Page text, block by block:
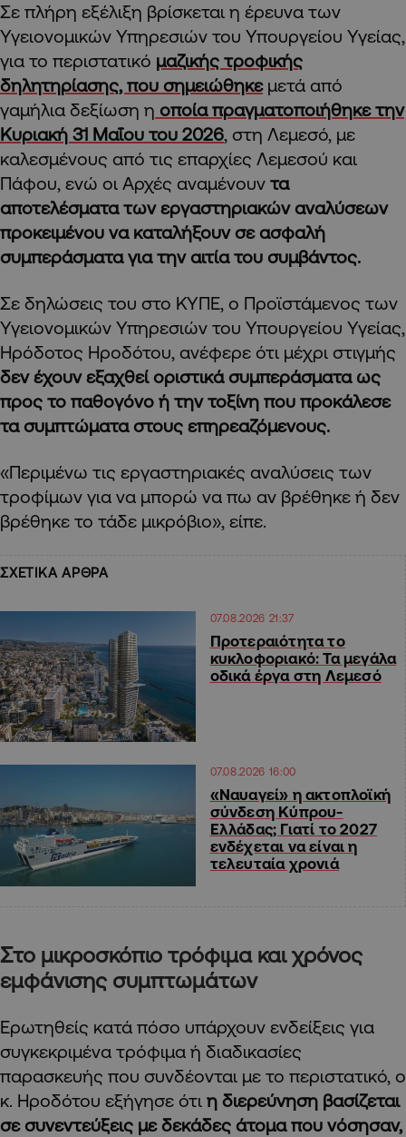
Σε πλήρη εξέλιξη βρίσκεται η έρευνα των
Υγειονομικών Υπηρεσιών του Υπουργείου Υγείας,
για το περιστατικό μαζικής τροφικής
δηλητηρίασης, που σημειώθηκεμετά από
γαμήλια δεξίωση η οποία πραγματοποιήθηκε την
Κυριακή 31 Μαΐου του 2026, στη Λεμεσό, με
καλεσμένους από τις επαρχίες Λεμεσού και
Πάφου, ενώ οι Αρχές αναμένουν τα
αποτελέσματα των εργαστηριακών αναλύσεων
προκειμένου να καταλήξουν σε ασφαλή
συμπεράσματα για την αιτία του συμβάντος.
Σε δηλώσεις του στο ΚΥΠΕ, ο Προϊστάμενος των
Υγειονομικών Υπηρεσιών του Υπουργείου Υγείας,
Ηρόδοτος Ηροδότου, ανέφερε ότι μέχρι στιγμής
δεν έχουν εξαχθεί οριστικά συμπεράσματα ως
προς το παθογόνο ή την τοξίνη που προκάλεσε
τα συμπτώματα στους επηρεαζόμενους.
«Περιμένω τις εργαστηριακές αναλύσεις των
τροφίμων για να μπορώ να πω αν βρέθηκε ή δεν
βρέθηκε το τάδε μικρόβιο», είπε.
ΣΧΕΤΙΚΑ ΑΡΘΡΑ
07.08.2026 21:37
Προτεραιότητα το
κυκλοφοριακό: Τα μεγάλα
οδικά έργα στη Λεμεσό
07.08.2026 16:00
«Ναυαγεί» η ακτοπλοϊκή
σύνδεση Κύπρου-
Ελλάδας; Γιατί το 2027
ενδέχεται να είναι η
τελευταία χρονιά
Στο μικροσκόπιο τρόφιμα και χρόνος
εμφάνισης συμπτωμάτων
Ερωτηθείς κατά πόσο υπάρχουν ενδείξεις για
συγκεκριμένα τρόφιμα ή διαδικασίες
παρασκευής που συνδέονται με το περιστατικό, ο
κ. Ηροδότου εξήγησε ότι η διερεύνηση βασίζεται
σε συνεντεύξεις με δεκάδες άτομα που νόσησαν,